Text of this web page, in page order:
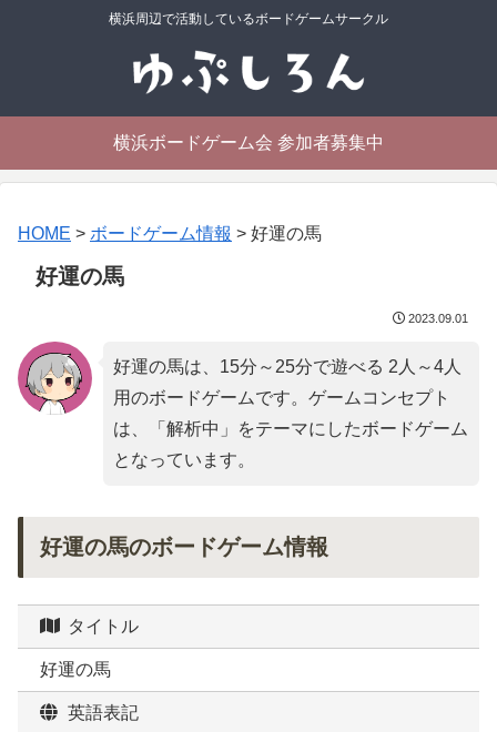
横浜周辺で活動しているボードゲームサークル
横浜ボードゲーム会 参加者募集中
HOME > ボードゲーム情報 > 好運の馬
好運の馬
2023.09.01
好運の馬は、15分～25分で遊べる 2人～4人
用のボードゲームです。ゲームコンセプト
は、「 解析中 」をテーマにしたボードゲーム
となっています。
好運の馬のボードゲーム情報
タイトル
好運の馬
英語表記